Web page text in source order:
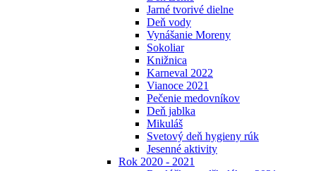
Jarné tvorivé dielne
Deň vody
Vynášanie Moreny
Sokoliar
Knižnica
Karneval 2022
Vianoce 2021
Pečenie medovníkov
Deň jablka
Mikuláš
Svetový deň hygieny rúk
Jesenné aktivity
Rok 2020 - 2021